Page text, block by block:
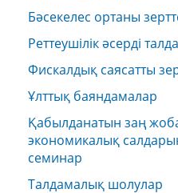
Бәсекелес ортаны
Реттеушілік әсерді
Фискалдық саясатты
Ұлттық баяндамалар
Қабылданатын заң
экономикалық
семинар
Талдамалық шолулар